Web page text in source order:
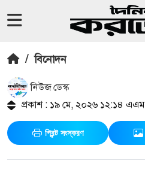
/ বিনোদন
নিউজ ডেস্ক
প্রকাশ : ১৯ মে, ২০২৬ ১২:১৪ এএম
প্রিন্ট সংস্করণ